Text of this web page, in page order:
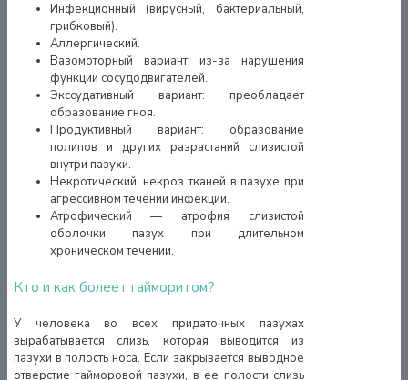
Инфекционный (вирусный, бактериальный,
грибковый).
Аллергический.
Вазомоторный вариант из-за нарушения
функции сосудодвигателей.
Экссудативный вариант: преобладает
образование гноя.
Продуктивный вариант: образование
полипов и других разрастаний слизистой
внутри пазухи.
Некротический: некроз тканей в пазухе при
агрессивном течении инфекции.
Атрофический — атрофия слизистой
оболочки пазух при длительном
хроническом течении.
Кто и как болеет гайморитом?
У человека во всех придаточных пазухах
вырабатывается слизь, которая выводится из
пазухи в полость носа. Если закрывается выводное
отверстие гайморовой пазухи, в ее полости слизь